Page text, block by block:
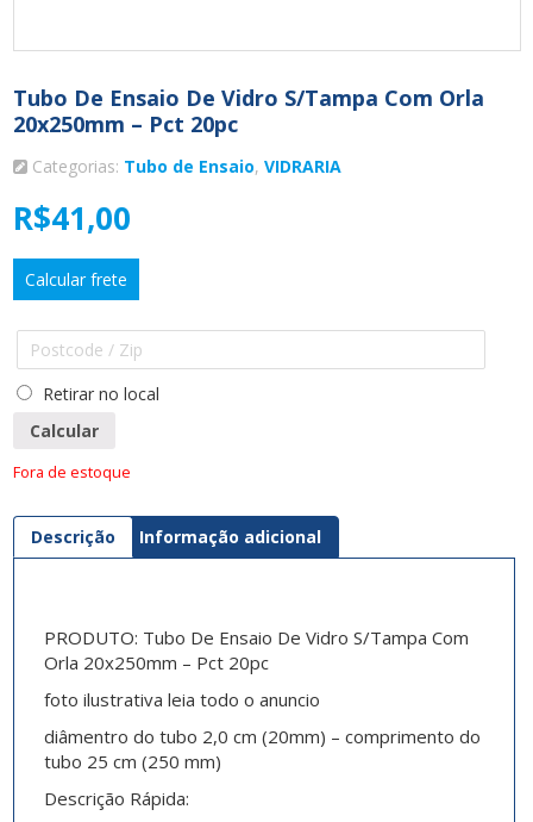
Tubo De Ensaio De Vidro S/Tampa Com Orla
20x250mm – Pct 20pc
Categorias: Tubo de Ensaio, VIDRARIA
R$41,00
Calcular frete
Retirar no local
Calcular
Fora de estoque
Descrição Informação adicional
PRODUTO: Tubo De Ensaio De Vidro S/Tampa Com
Orla 20x250mm – Pct 20pc
foto ilustrativa leia todo o anuncio
diâmentro do tubo 2,0 cm (20mm) – comprimento do
tubo 25 cm (250 mm)
Descrição Rápida: